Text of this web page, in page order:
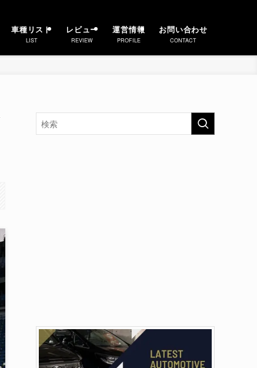
車種リスト
LIST
レビュー
REVIEW
運営情報
PROFILE
お問い合わせ
CONTACT